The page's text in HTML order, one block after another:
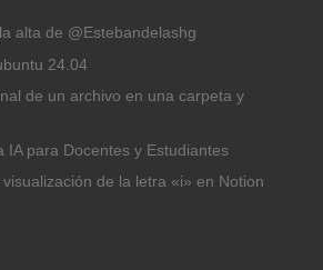
alta de @Estebandelashg
24.04
de un archivo en una carpeta y
IA para Docentes y Estudiantes
de la letra «i» en Notion